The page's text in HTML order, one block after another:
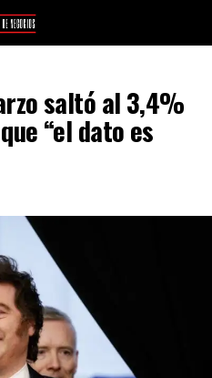
saltó al 3,4%
“el dato es